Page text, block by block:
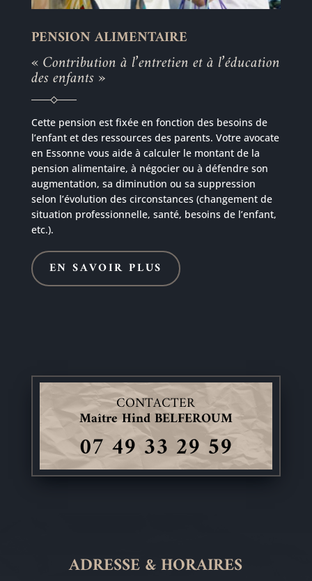
PENSION ALIMENTAIRE
« Contribution à l’entretien et à l’éducation
des enfants »
Cette pension est fixée en fonction des besoins de
l’enfant et des ressources des parents. Votre avocate
en Essonne vous aide à calculer le montant de la
pension alimentaire, à négocier ou à défendre son
augmentation, sa diminution ou sa suppression
selon l’évolution des circonstances (changement de
situation professionnelle, santé, besoins de l’enfant,
etc.).
EN SAVOIR PLUS
CONTACTER
Maître Hind BELFEROUM
07 49 33 29 59
ADRESSE & HORAIRES